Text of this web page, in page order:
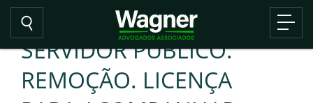
SERVIDOR PÚBLICO.
REMOÇÃO. LICENÇA